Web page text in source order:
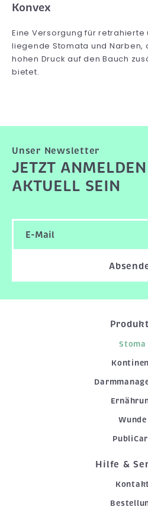
Konvex
Eine Versorgung für retrahierte
liegende Stomata und Narben,
hohen Druck auf den Bauch
bietet.
Unser Newsletter
JETZT
AKTUELL SEIN
Stoma
Wunde
Hilfe &